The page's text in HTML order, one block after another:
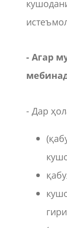
- Агар
- Дар